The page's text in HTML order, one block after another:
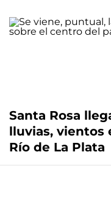
Santa Rosa
lluvias, vientos
Río de La Plata